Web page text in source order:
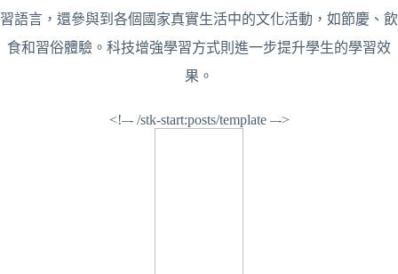
習語言，還參與到各個國家真實生活中的文化活動，如節慶、飲
食和習俗體驗。科技增強學習方式則進一步提升學生的學習效
果。
<!–- /stk-start:posts/template –->